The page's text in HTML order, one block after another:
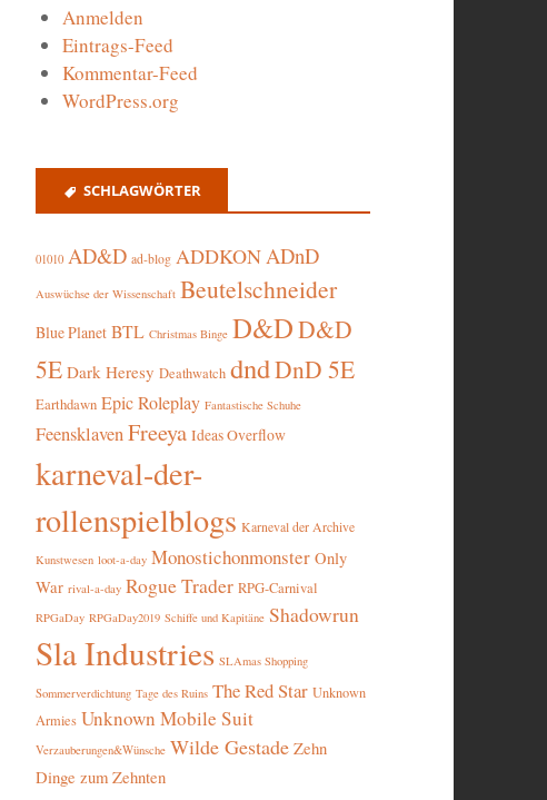
Anmelden
Eintrags-Feed
Kommentar-Feed
WordPress.org
SCHLAGWÖRTER
01010 AD&D ad-blog ADDKONADnD
Auswüchse der Wissenschaft Beutelschneider
Blue Planet BTL Christmas Binge D&DD&D
5E Dark Heresy Deathwatch dndDnD 5E
Earthdawn Epic Roleplay Fantastische Schuhe
Feensklaven Freeya Ideas Overflow
karneval-der-
rollenspielblogs Karneval der Archive
Kunstwesen loot-a-day Monostichonmonster Only
War rival-a-day Rogue Trader RPG-Carnival
RPGaDay RPGaDay2019 Schiffe und Kapitäne Shadowrun
Sla Industries SLAmas Shopping
Sommerverdichtung Tage des Ruins The Red Star Unknown
Armies Unknown Mobile Suit
Verzauberungen&Wünsche Wilde Gestade Zehn
Dinge zum Zehnten